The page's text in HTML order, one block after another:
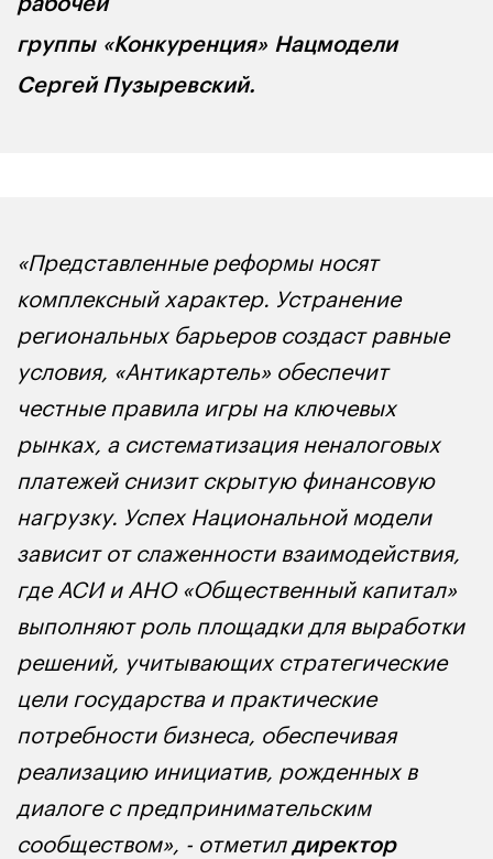
группы «Конкуренция» Нацмодели
Сергей Пузыревский.
«Представленные реформы носят
комплексный характер. Устранение
региональных барьеров создаст равные
условия, «Антикартель» обеспечит
честные правила игры на ключевых
рынках, а систематизация неналоговых
платежей снизит скрытую финансовую
нагрузку. Успех Национальной модели
зависит от слаженности взаимодействия,
где АСИ и АНО «Общественный капитал»
выполняют роль площадки для выработки
решений, учитывающих стратегические
цели государства и практические
потребности бизнеса, обеспечивая
реализацию инициатив, рожденных в
диалоге с предпринимательским
сообществом», - отметилдиректор